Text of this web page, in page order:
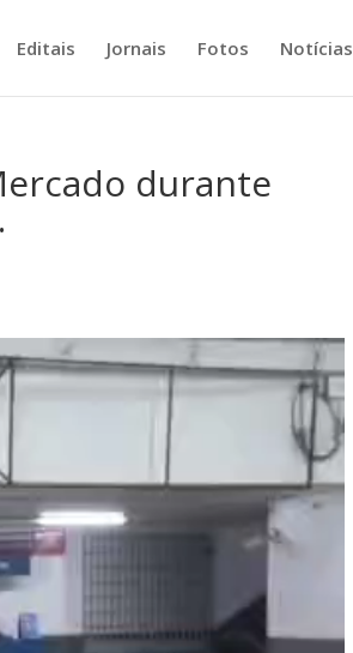
Editais Jornais Fotos Notícias
durante